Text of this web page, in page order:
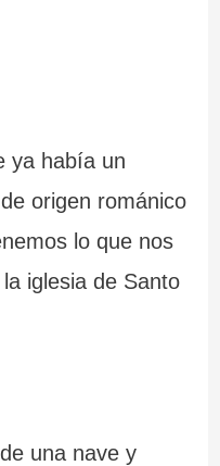
ya había un
origen románico
lo que nos
iglesia de Santo
una nave y